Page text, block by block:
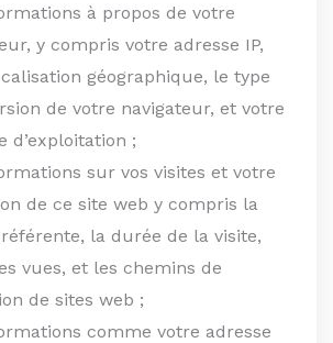
à propos de votre
y compris votre adresse IP,
géographique, le type
de votre navigateur, et votre
d’exploitation ;
sur vos visites et votre
de ce site web y compris la
la durée de la visite,
vues, et les chemins de
de sites web ;
comme votre adresse